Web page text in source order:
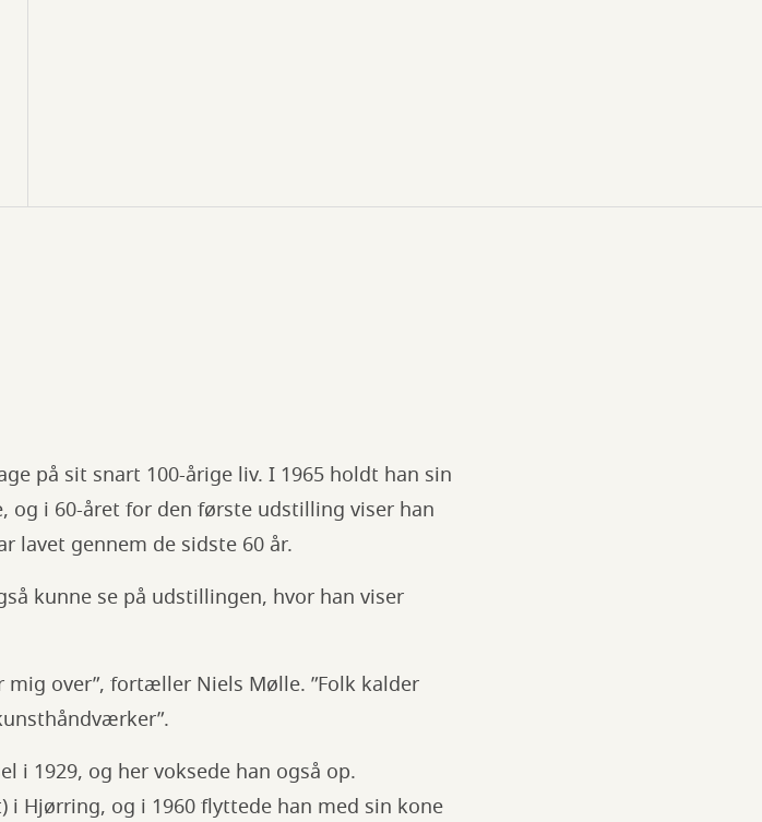
på sit snart 100-årige liv. I 1965 holdt han sin
i 60-året for den første udstilling viser han
lavet gennem de sidste 60 år.
kunne se på udstillingen, hvor han viser
mig over”, fortæller Niels Mølle. ”Folk kalder
i 1929, og her voksede han også op.
i Hjørring, og i 1960 flyttede han med sin kone